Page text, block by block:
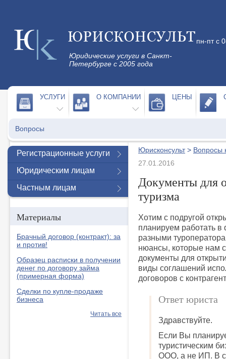
Юридические услуги в Санкт-
Петербурге с 2005 года
пн-пт с
УСЛУГИ О КОМПАНИИ ЦЕНЫ
Вопросы
Юрисконсульт> Вопросы
27.01.2016
Документы для
туризма
Хотим с подругой
планируем работать
разными
нюансы, которые нам
документы для
виды соглашений
договоров с
Ответ юриста
Здравствуйте.
Если Вы
туристическим
ООО, а не ИП. В
Регистрационные услуги
Юридическим лицам
Частным лицам
Материалы
Брачный договор (контракт): за
и против!
Образец расписки в получении
денег по договору займа
(примерная форма)
Сделки по купле-продаже
бизнеса
Читать все